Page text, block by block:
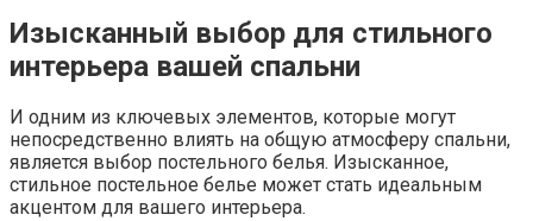
Изысканный выбор для стильного
интерьера вашей спальни
И одним из ключевых элементов, которые могут
непосредственно влиять на общую атмосферу спальни,
является выбор постельного белья. Изысканное,
стильное постельное белье может стать идеальным
акцентом для вашего интерьера.